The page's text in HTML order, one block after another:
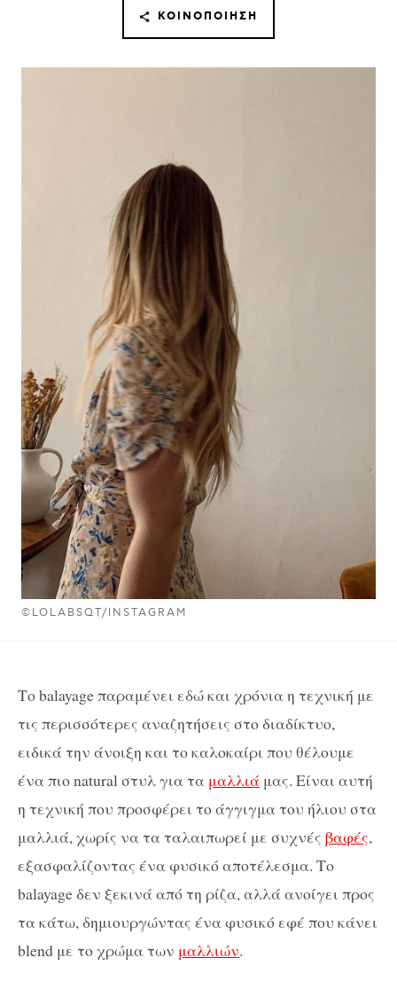
©LOLABSQT/INSTAGRAM
ΚΟΙΝΟΠΟΊΗΣΗ
Το balayage παραμένει εδώ και χρόνια η τεχνική με
τις περισσότερες αναζητήσεις στο διαδίκτυο,
ειδικά την άνοιξη και το καλοκαίρι που θέλουμε
ένα πιο natural στυλ για τα μαλλιά μας. Είναι αυτή
η τεχνική που προσφέρει το άγγιγμα του ήλιου στα
μαλλιά, χωρίς να τα ταλαιπωρεί με συχνές βαφές,
εξασφαλίζοντας ένα φυσικό αποτέλεσμα. Το
balayage δεν ξεκινά από τη ρίζα, αλλά ανοίγει προς
τα κάτω, δημιουργώντας ένα φυσικό εφέ που κάνει
blend με το χρώμα των μαλλιών.